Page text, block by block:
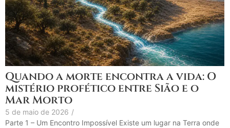
Quando a morte encontra a vida: O
mistério profético entre Sião e o
Mar Morto
5 de maio de 2026 /
Parte 1 – Um Encontro Impossível Existe um lugar na Terra onde